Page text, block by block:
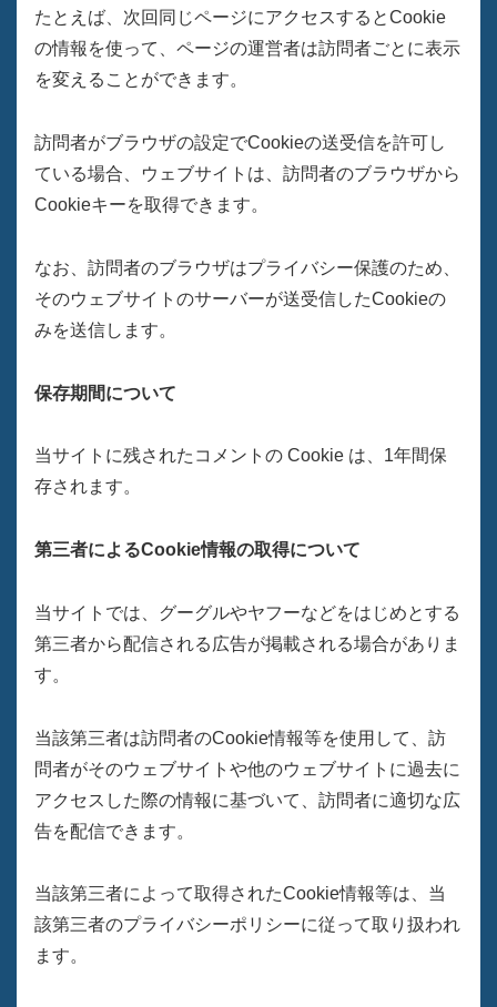
たとえば、次回同じページにアクセスするとCookie
の情報を使って、ページの運営者は訪問者ごとに表示
を変えることができます。
訪問者がブラウザの設定でCookieの送受信を許可し
ている場合、ウェブサイトは、訪問者のブラウザから
Cookieキーを取得できます。
なお、訪問者のブラウザはプライバシー保護のため、
そのウェブサイトのサーバーが送受信したCookieの
みを送信します。
保存期間について
当サイトに残されたコメントの Cookie は、1年間保
存されます。
第三者によるCookie情報の取得について
当サイトでは、グーグルやヤフーなどをはじめとする
第三者から配信される広告が掲載される場合がありま
す。
当該第三者は訪問者のCookie情報等を使用して、訪
問者がそのウェブサイトや他のウェブサイトに過去に
アクセスした際の情報に基づいて、訪問者に適切な広
告を配信できます。
当該第三者によって取得されたCookie情報等は、当
該第三者のプライバシーポリシーに従って取り扱われ
ます。